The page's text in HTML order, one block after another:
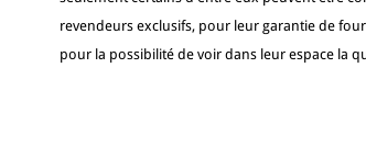
revendeurs exclusifs, pour leur garantie de
pour la possibilité de voir dans leur espace la